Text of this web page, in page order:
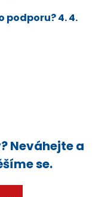
podporu?4. 4.
Neváhejte a
se.